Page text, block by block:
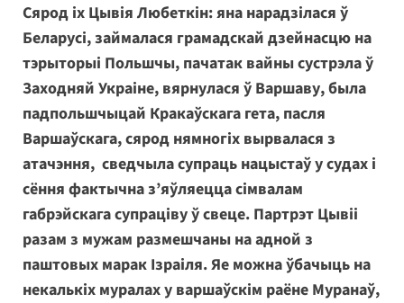
Сярод іх Цывія Любеткін: яна нарадзілася ў
Беларусі, займалася грамадскай дзейнасцю на
тэрыторыі Польшчы, пачатак вайны сустрэла ў
Заходняй Украіне, вярнулася ў Варшаву, была
падпольшчыцай Кракаўскага гета, пасля
Варшаўскага, сярод нямногіх вырвалася з
атачэння, сведчыла супраць нацыстаў у судах і
сёння фактычна з’яўляецца сімвалам
габрэйскага супраціву ў свеце. Партрэт Цывіі
разам з мужам размешчаны на адной з
паштовых марак Ізраіля. Яе можна ўбачыць на
некалькіх муралах у варшаўскім раёне Муранаў,